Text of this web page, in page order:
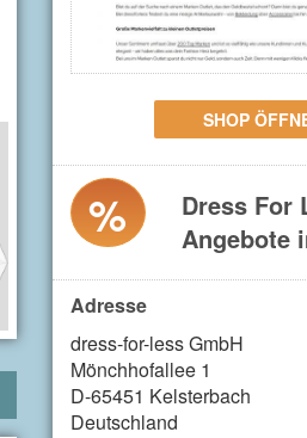
SHOP
%
Dress For
Angebote
Adresse
dress-for-less GmbH
Mönchhofallee 1
D-65451 Kelsterbach
Deutschland